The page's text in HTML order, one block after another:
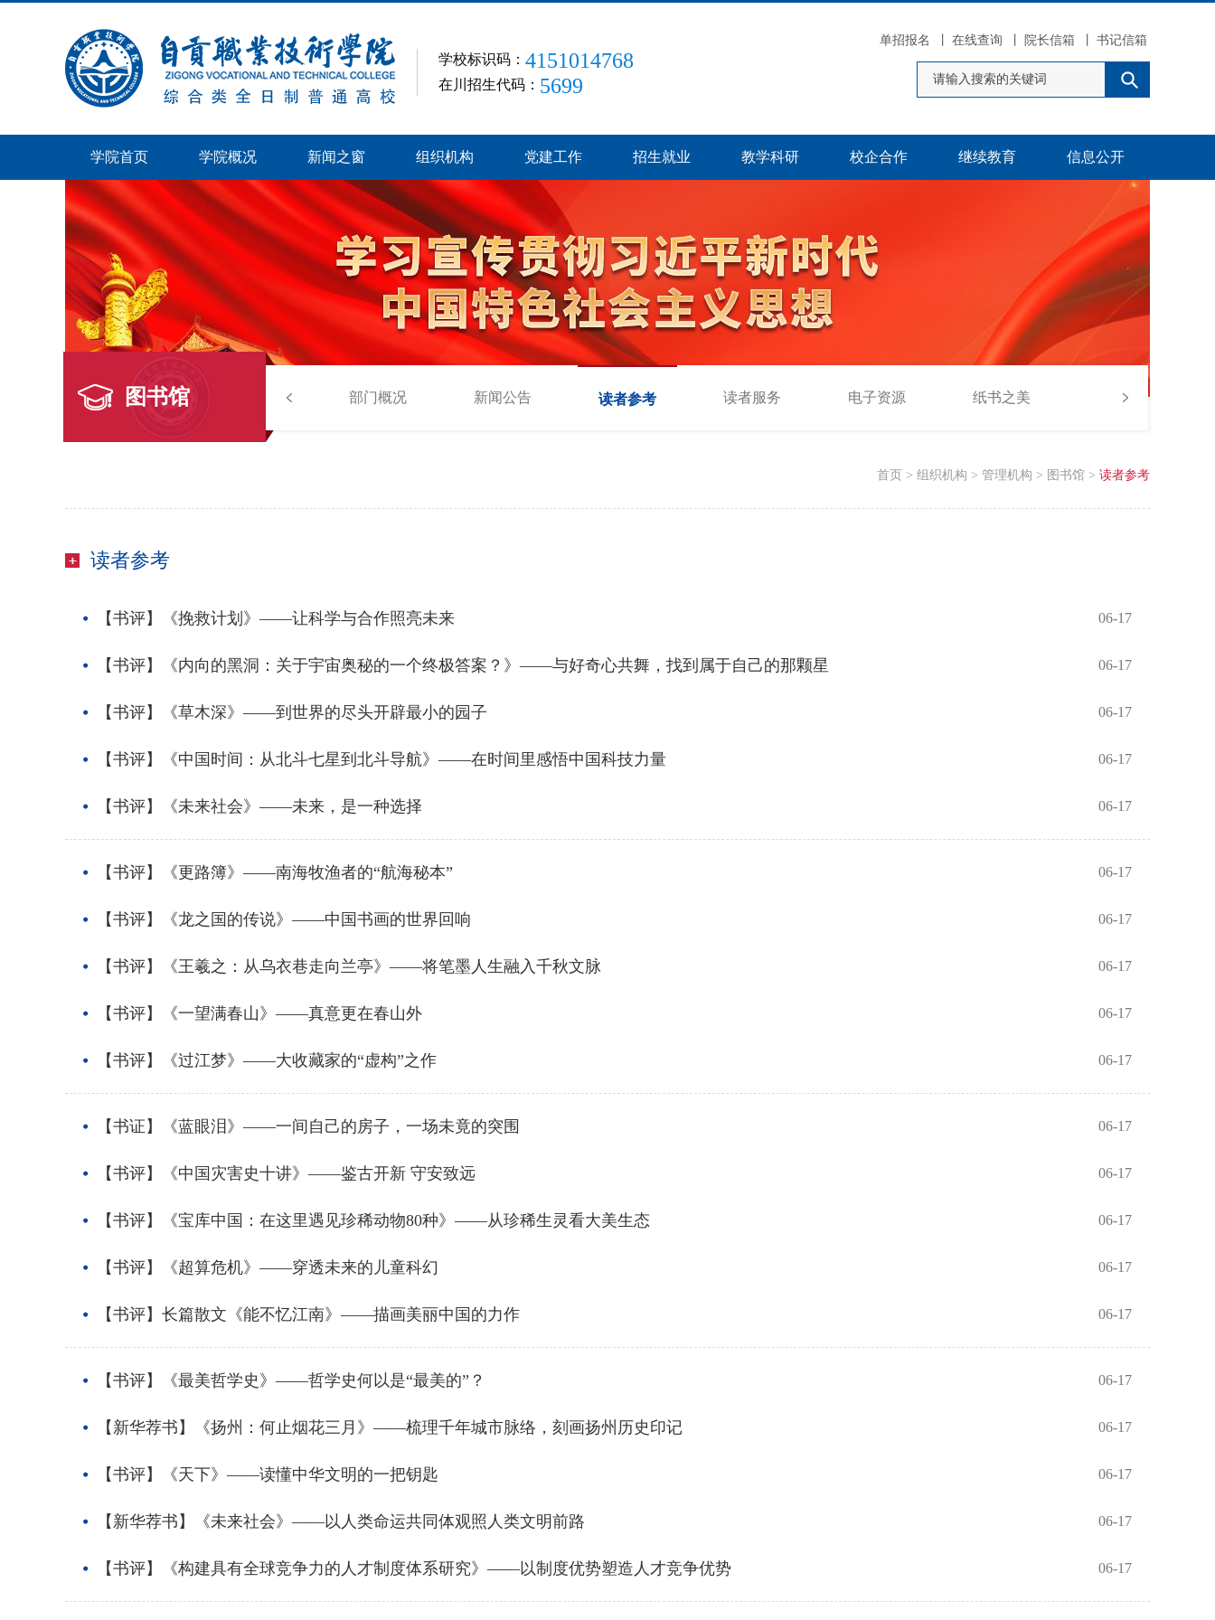
学校标识码： 4151014768
在川招生代码： 5699
单招报名 在线查询 院长信箱 书记信箱
学院首页 学院概况 新闻之窗 组织机构 党建工作 招生就业 教学科研 校企合作 继续教育 信息公开
图书馆 部门概况 新闻公告 读者参考 读者服务 电子资源 纸书之美 友情链接
首页 > 组织机构 > 管理机构 > 图书馆 > 读者参考
读者参考
【书评】《挽救计划》——让科学与合作照亮未来 06-17
【书评】《内向的黑洞：关于宇宙奥秘的一个终极答案？》——与好奇心共舞，找到属于自己的那颗星 06-17
【书评】《草木深》——到世界的尽头开辟最小的园子 06-17
【书评】《中国时间：从北斗七星到北斗导航》——在时间里感悟中国科技力量 06-17
【书评】《未来社会》——未来，是一种选择 06-17
【书评】《更路簿》——南海牧渔者的“航海秘本” 06-17
【书评】《龙之国的传说》——中国书画的世界回响 06-17
【书评】《王羲之：从乌衣巷走向兰亭》——将笔墨人生融入千秋文脉 06-17
【书评】《一望满春山》——真意更在春山外 06-17
【书评】《过江梦》——大收藏家的“虚构”之作 06-17
【书证】《蓝眼泪》——一间自己的房子，一场未竟的突围 06-17
【书评】《中国灾害史十讲》——鉴古开新 守安致远 06-17
【书评】《宝库中国：在这里遇见珍稀动物80种》——从珍稀生灵看大美生态 06-17
【书评】《超算危机》——穿透未来的儿童科幻 06-17
【书评】长篇散文《能不忆江南》——描画美丽中国的力作 06-17
【书评】《最美哲学史》——哲学史何以是“最美的”？ 06-17
【新华荐书】《扬州：何止烟花三月》——梳理千年城市脉络，刻画扬州历史印记 06-17
【书评】《天下》——读懂中华文明的一把钥匙 06-17
【新华荐书】《未来社会》——以人类命运共同体观照人类文明前路 06-17
【书评】《构建具有全球竞争力的人才制度体系研究》——以制度优势塑造人才竞争优势 06-17